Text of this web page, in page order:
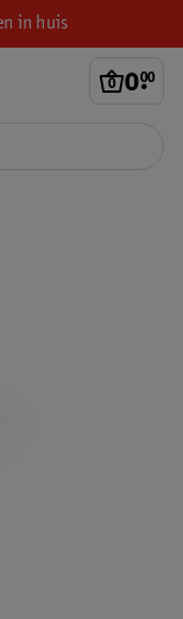
in huis
0.
00